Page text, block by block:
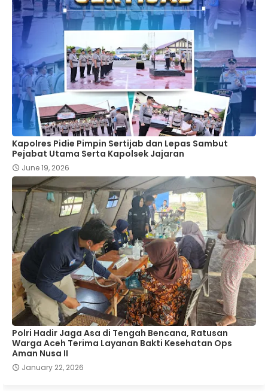
‎Kapolres Pidie Pimpin Sertijab dan Lepas Sambut
Pejabat Utama Serta Kapolsek Jajaran ‎
June 19, 2026
Polri Hadir Jaga Asa di Tengah Bencana, Ratusan
Warga Aceh Terima Layanan Bakti Kesehatan Ops
Aman Nusa II
January 22, 2026